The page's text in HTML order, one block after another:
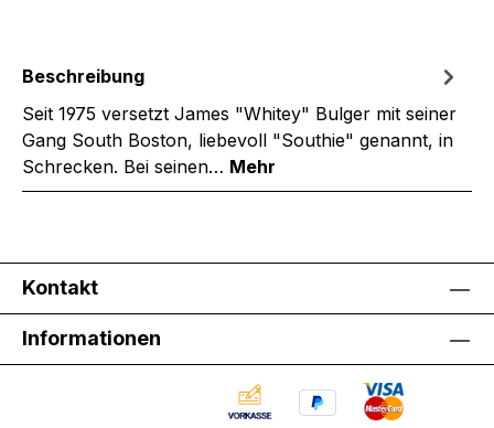
Beschreibung
Seit 1975 versetzt James "Whitey" Bulger mit seiner
Gang South Boston, liebevoll "Southie" genannt, in
Schrecken. Bei seinen… Mehr
Kontakt
Informationen